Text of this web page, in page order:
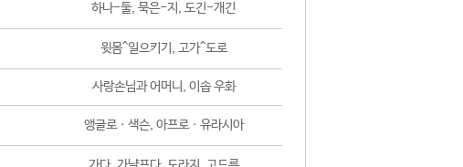
하나-둘, 묵은-지, 도긴-개긴
윗몸^일으키기, 고가^도로
사랑손님과 어머니, 이솝 우화
앵글로ㆍ색슨, 아프로ㆍ유라시아